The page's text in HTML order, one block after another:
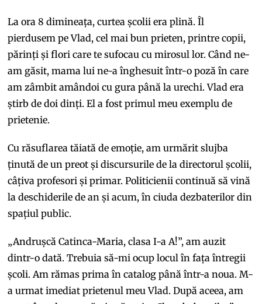
La ora 8 dimineața, curtea școlii era plină. Îl
pierdusem pe Vlad, cel mai bun prieten, printre copii,
părinți și flori care te sufocau cu mirosul lor. Când ne-
am găsit, mama lui ne-a înghesuit într-o poză în care
am zâmbit amândoi cu gura până la urechi. Vlad era
știrb de doi dinți. El a fost primul meu exemplu de
prietenie.
Cu răsuflarea tăiată de emoție, am urmărit slujba
ținută de un preot și discursurile de la directorul școlii,
câțiva profesori și primar. Politicienii continuă să vină
la deschiderile de an și acum, în ciuda dezbaterilor din
spațiul public.
„Andrușcă Catinca-Maria, clasa I-a A!”, am auzit
dintr-o dată. Trebuia să-mi ocup locul în fața întregii
școli. Am rămas prima în catalog până într-a noua. M-
a urmat imediat prietenul meu Vlad. După aceea, am